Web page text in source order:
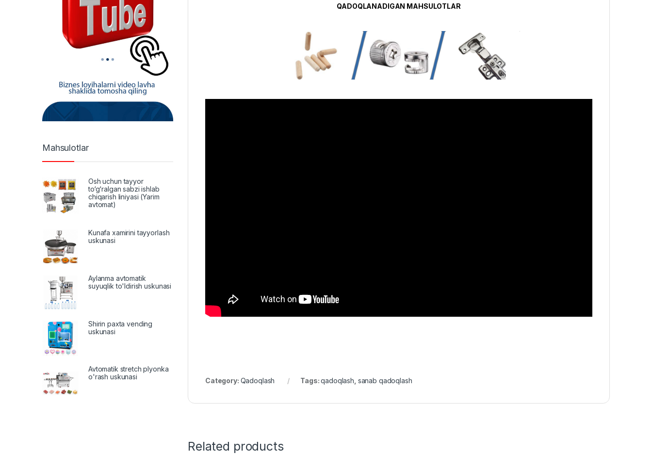
QADOQLANADIGAN MAHSULOTLAR
Category: Qadoqlash Tags:qadoqlash sanab qadoqlash
Related products
Mahsulotlar
Osh uchun tayyor
to‘g‘ralgan sabzi ishlab
chiqarish liniyasi (Yarim
avtomat)
Kunafa xamirini tayyorlash
uskunasi
Aylanma avtomatik
suyuqlik to'ldirish uskunasi
Shirin paxta vending
uskunasi
Avtomatik stretch plyonka
o'rash uskunasi